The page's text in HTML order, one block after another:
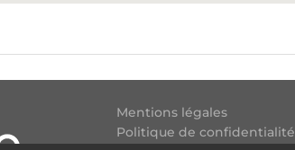
Mentions légales
Politique de confidentialité